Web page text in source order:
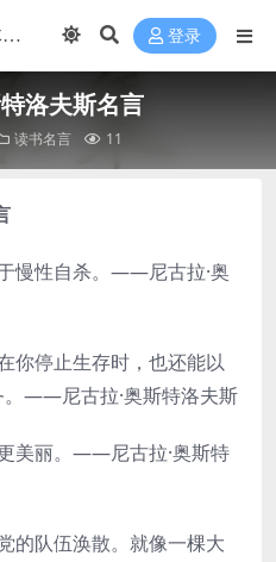
登录
洛夫斯名言
读书名言 11
慢性自杀。——尼古拉·奥
你停止生存时，也还能以
。——尼古拉·奥斯特洛夫斯
美丽。——尼古拉·奥斯特
的队伍涣散。就像一棵大